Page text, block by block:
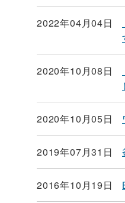
2022年04月04日
2020年10月08日
2020年10月05日
2019年07月31日
2016年10月19日